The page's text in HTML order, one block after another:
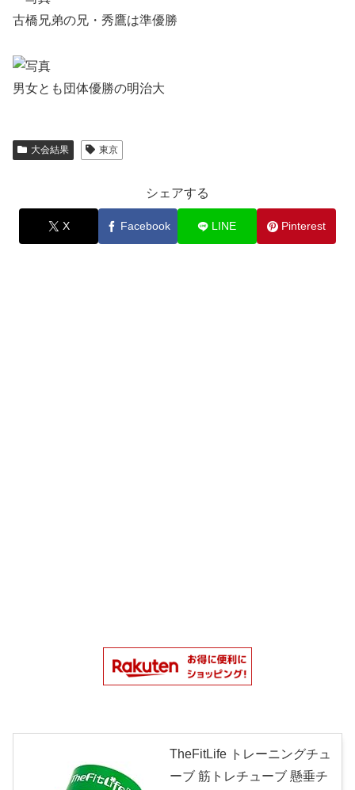
古橋兄弟の兄・秀鷹は準優勝
男女とも団体優勝の明治大
大会結果 東京
シェアする
X Facebook LINE Pinterest
TheFitLife トレーニングチュ
ーブ 筋トレチューブ 懸垂チ